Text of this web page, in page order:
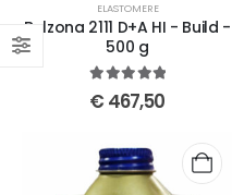
ELASTOMERE
Belzona 2111 D+A HI - Build -
500 g
5out of 5
€ 467,50